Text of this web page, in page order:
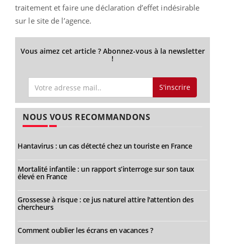
traitement et faire une déclaration d’effet indésirable
sur le site de l’agence.
Vous aimez cet article ? Abonnez-vous à la newsletter
!
S'inscrire
NOUS VOUS RECOMMANDONS
Hantavirus : un cas détecté chez un touriste en France
Mortalité infantile : un rapport s’interroge sur son taux
élevé en France
Grossesse à risque : ce jus naturel attire l'attention des
chercheurs
Comment oublier les écrans en vacances ?